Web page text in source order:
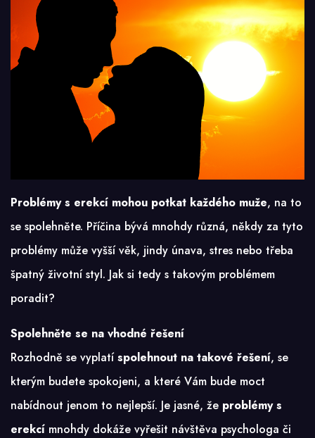
Problémy s erekcí mohou potkat každého muže, na to
se spolehněte. Příčina bývá mnohdy různá, někdy za tyto
problémy může vyšší věk, jindy únava, stres nebo třeba
špatný životní styl. Jak si tedy s takovým problémem
poradit?
Spolehněte se na vhodné řešení
Rozhodně se vyplatíspolehnout na takové řešení, se
kterým budete spokojeni, a které Vám bude moct
nabídnout jenom to nejlepší. Je jasné, že problémy s
erekcí mnohdy dokáže vyřešit návštěva psychologa či